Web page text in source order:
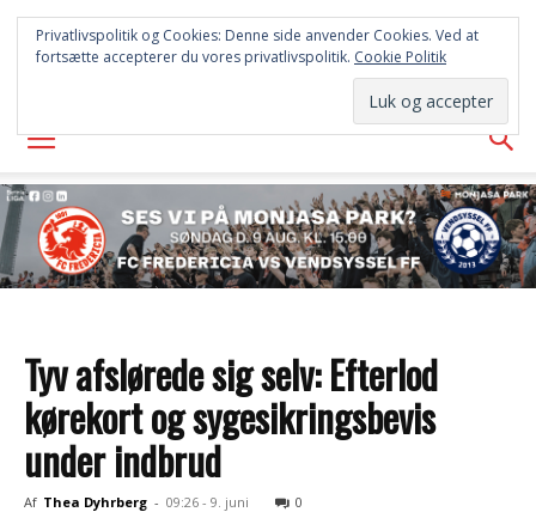
FREDERICIA
AVISEN
Tyv afslørede sig selv: Efterlod
kørekort og sygesikringsbevis
under indbrud
Af Thea Dyhrberg - 09:26 - 9. juni 0
Privatlivspolitik og Cookies: Denne side anvender Cookies. Ved at
fortsætte accepterer du vores privatlivspolitik. Cookie Politik